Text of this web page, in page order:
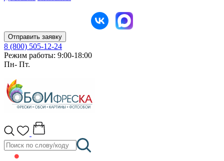
Отправить заявку
8 (800) 505-12-24
Режим работы: 9:00-18:00
Пн- Пт.